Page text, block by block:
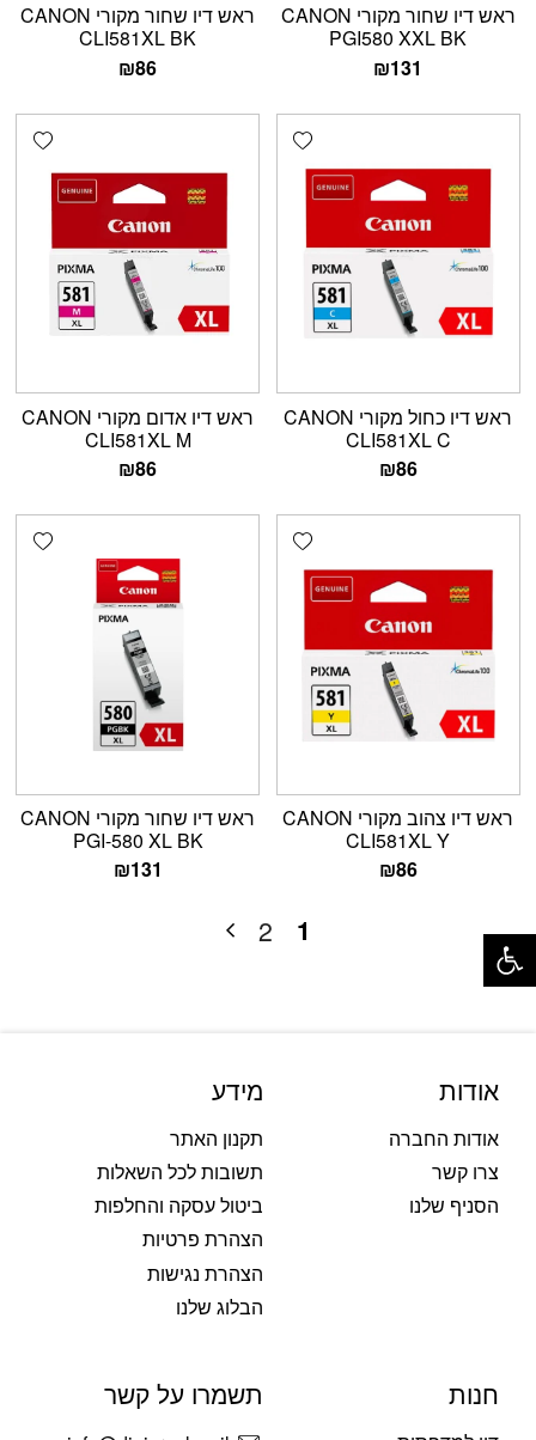
ראש דיו שחור מקורי CANON
PGI580 XXL BK
₪131
ראש דיו שחור מקורי CANON
CLI581XL BK
₪86
Add wishlist
ראש דיו כחול מקורי CANON
CLI581XL C
₪86
ראש דיו אדום מקורי CANON
CLI581XL M
₪86
Add wishlist
ראש דיו צהוב מקורי CANON
CLI581XL Y
₪86
ראש דיו שחור מקורי CANON
PGI-580 XL BK
₪131
1
2
אודות
אודות החברה
צרו קשר
הסניף שלנו
מידע
תקנון האתר
תשובות לכל השאלות
ביטול עסקה והחלפות
הצהרת פרטיות
הצהרת נגישות
הבלוג שלנו
חנות תשמרו על קשר
פתח סרגל נגישות